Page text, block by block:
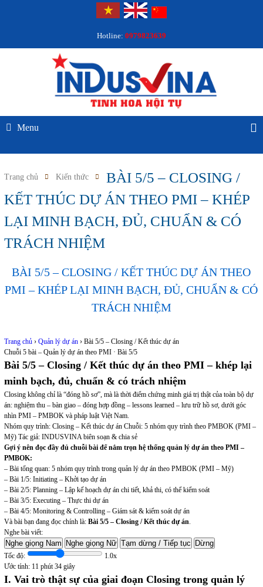
Hotline: 0979823639
Menu
Trang chủ Kiến thức
BÀI 5/5 – CLOSING /
KẾT THÚC DỰ ÁN THEO PMI – KHÉP
LẠI MINH BẠCH, ĐỦ, CHUẨN & CÓ
TRÁCH NHIỆM
BÀI 5/5 – CLOSING / KẾT THÚC DỰ ÁN THEO
PMI – KHÉP LẠI MINH BẠCH, ĐỦ, CHUẨN & CÓ
TRÁCH NHIỆM
Trang chủ › Quản lý dự án › Bài 5/5 – Closing / Kết thúc dự án
Chuỗi 5 bài – Quản lý dự án theo PMI · Bài 5/5
Bài 5/5 – Closing / Kết thúc dự án theo PMI – khép lại
minh bạch, đủ, chuẩn & có trách nhiệm
Closing không chỉ là “đóng hồ sơ”, mà là thời điểm chứng minh giá trị thật của toàn bộ dự
án: nghiệm thu – bàn giao – đóng hợp đồng – lessons learned – lưu trữ hồ sơ, dưới góc
nhìn PMI – PMBOK và pháp luật Việt Nam.
Nhóm quy trình: Closing – Kết thúc dự án Chuỗi: 5 nhóm quy trình theo PMBOK (PMI –
Mỹ) Tác giả: INDUSVINA biên soạn & chia sẻ
Gợi ý nên đọc đầy đủ chuỗi bài để nắm trọn hệ thống quản lý dự án theo PMI –
PMBOK:
– Bài tổng quan: 5 nhóm quy trình trong quản lý dự án theo PMBOK (PMI – Mỹ)
– Bài 1/5: Initiating – Khởi tạo dự án
– Bài 2/5: Planning – Lập kế hoạch dự án chi tiết, khả thi, có thể kiểm soát
– Bài 3/5: Executing – Thực thi dự án
– Bài 4/5: Monitoring & Controlling – Giám sát & kiểm soát dự án
Và bài bạn đang đọc chính là: Bài 5/5 – Closing / Kết thúc dự án.
Nghe bài viết:
Nghe giọng Nam Nghe giọng Nữ Tạm dừng / Tiếp tục Dừng
Tốc độ:
1.0x
Ước tính: 11 phút 34 giây
I. Vai trò thật sự của giai đoạn Closing trong quản lý